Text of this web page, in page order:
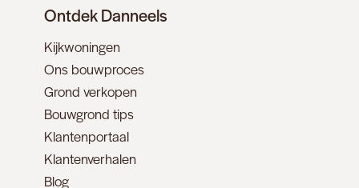
Ontdek Danneels
Kijkwoningen
Ons bouwproces
Grond verkopen
Bouwgrond tips
Klantenportaal
Klantenverhalen
Blog